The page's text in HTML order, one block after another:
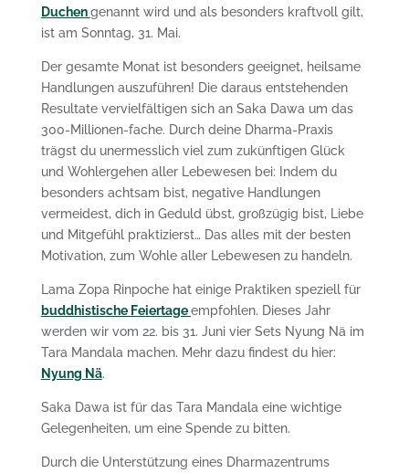
Duchengenannt wird und als besonders kraftvoll gilt,
ist am Sonntag, 31. Mai.
Der gesamte Monat ist besonders geeignet, heilsame
Handlungen auszuführen! Die daraus entstehenden
Resultate vervielfältigen sich an Saka Dawa um das
300-Millionen-fache. Durch deine Dharma-Praxis
trägst du unermesslich viel zum zukünftigen Glück
und Wohlergehen aller Lebewesen bei: Indem du
besonders achtsam bist, negative Handlungen
vermeidest, dich in Geduld übst, großzügig bist, Liebe
und Mitgefühl praktizierst… Das alles mit der besten
Motivation, zum Wohle aller Lebewesen zu handeln.
Lama Zopa Rinpoche hat einige Praktiken speziell für
buddhistische Feiertageempfohlen. Dieses Jahr
werden wir vom 22. bis 31. Juni vier Sets Nyung Nä im
Tara Mandala machen. Mehr dazu findest du hier:
Nyung Nä.
Saka Dawa ist für das Tara Mandala eine wichtige
Gelegenheiten, um eine Spende zu bitten.
Durch die Unterstützung eines Dharmazentrums